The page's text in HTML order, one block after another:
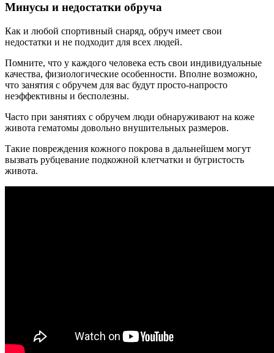
Минусы и недостатки обруча
Как и любой спортивный снаряд, обруч имеет свои
недостатки и не подходит для всех людей.
Помните, что у каждого человека есть свои индивидуальные
качества, физиологические особенности. Вполне возможно,
что занятия с обручем для вас будут просто-напросто
неэффективны и бесполезны.
Часто при занятиях с обручем люди обнаруживают на коже
живота гематомы довольно внушительных размеров.
Такие повреждения кожного покрова в дальнейшем могут
вызвать рубцевание подкожной клетчатки и бугристость
живота.